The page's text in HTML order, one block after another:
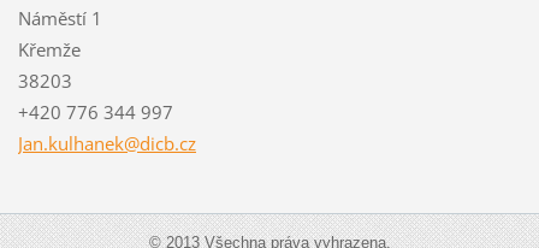
Náměstí 1
Křemže
38203
+420 776 344 997
Jan.kulhanek@dicb.cz
© 2013 Všechna práva vyhrazena.